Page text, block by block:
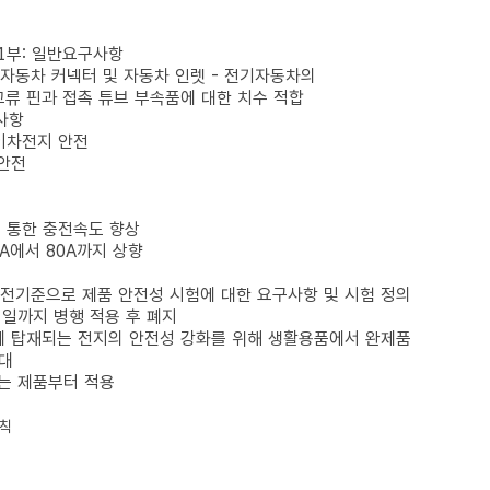
반요구사항
넥터 및 자동차 인렛 - 전기자동차의
부속품에 대한 치수 적합
지 안전
한 충전속도 향상
서 80A까지 상향
으로 제품 안전성 시험에 대한 요구사항 및 시험 정의
지 병행 적용 후 폐지
재되는 전지의 안전성 강화를 위해 생활용품에서 완제품
제품부터 적용